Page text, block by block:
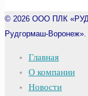
© 2026 ООО ПЛК
Рудгормаш-
Главная
О компании
Новости